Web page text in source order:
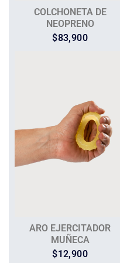
COLCHONETA DE
NEOPRENO
$83,900
ARO EJERCITADOR
MUÑECA
$12,900